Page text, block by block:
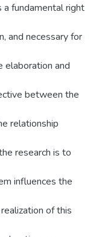
a fundamental right
and necessary for
elaboration and
between the
relationship
research is to
influences the
of this